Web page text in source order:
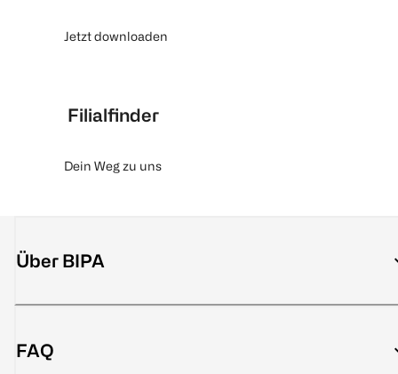
Jetzt downloaden
Filialfinder
Dein Weg zu uns
Über BIPA
FAQ